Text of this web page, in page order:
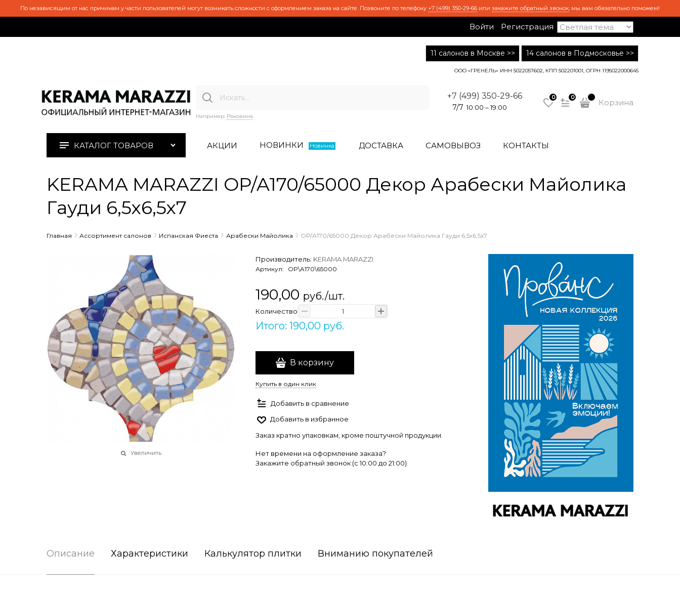
По независящим от нас причинам у части пользователей могут возникать сложности с оформлением заказа на сайте. Позвоните по телефону +7 (499) 350-29-66 или закажите обратный звонок, мы вам обязательно поможем!
Войти Регистрация
11 салонов в Москве >> 14 салонов в Подмосковье >>
ООО «ГРЕНЕЛЬ» ИНН 5022057602, КПП 502201001, ОГРН 1195022000645
Например: Раковина
+7 (499) 350-29-66
7/7 10:00 – 19:00
0 0
Корзина
КАТАЛОГ ТОВАРОВ АКЦИИ НОВИНКИ Новинка ДОСТАВКА САМОВЫВОЗ КОНТАКТЫ
KERAMA MARAZZI OP/A170/65000 Декор Арабески Майолика
Гауди 6,5х6,5х7
Главная Ассортимент салонов Испанская Фиеста Арабески Майолика OP/A170/65000 Декор Арабески Майолика Гауди 6,5х6,5х7
Увеличить
Производитель: KERAMA MARAZZI
Артикул: OP\A170\65000
190,00 руб./шт.
Количество
Итого: 190,00 руб.
В корзину
Купить в один клик
Добавить в сравнение
Добавить в избранное
Заказ кратно упаковкам, кроме поштучной продукции.
Нет времени на оформление заказа?
Закажите обратный звонок (c 10:00 до 21:00)
Описание Характеристики Калькулятор плитки Вниманию покупателей